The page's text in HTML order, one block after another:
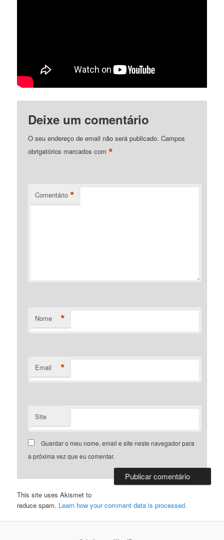
Deixe um comentário
O seu endereço de email não será publicado. Campos
obrigatórios marcados com*
Comentário *
Nome *
Email *
Site
Guardar o meu nome, email e site neste navegador para
a próxima vez que eu comentar.
This site uses Akismet to
reduce spam. Learn how your comment data is processed.